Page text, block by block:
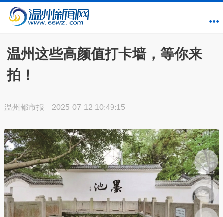
温州这些高颜值打卡墙，等你来
拍！
温州都市报 2025-07-12 10:49:15